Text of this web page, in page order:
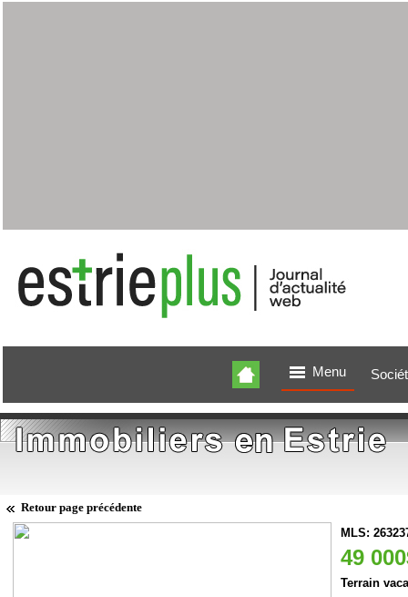
Menu
Retour page précédente
MLS:
49
Terrain